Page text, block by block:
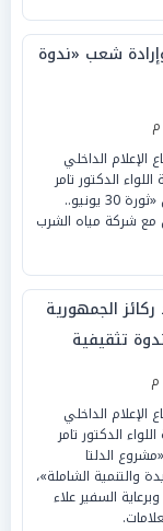
وإرادة شعب «ندوة
الإعلام الداخلي
الدكتور تامر
شمس الدين، ندوة تثقيفية بعنوان «ثورة 30 يونيو..
مع شركة مياه الشرب
الجمهورية
تثقيفية
الإعلام الداخلي
الدكتور تامر
الدلتا
والتنمية الشاملة»،
السفير علاء